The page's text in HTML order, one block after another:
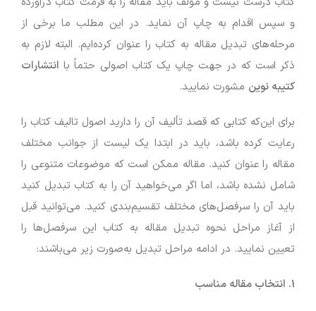
و سپس اقدام به چاپ آن نماید. در این مطلب ما برخی از
مرحله‌های تبدیل مقاله به کتاب را عنوان کرده‌ایم. البته لازم به
ذکر است که در جهت چاپ یک کتاب اصولی حتماً با انتشارات
کتیبه نوین مشورت نمایید.
برای این‌که کتابی که قصد تألیف آن را دارید اصول تالیف کتاب را
رعایت کرده باشد، باید در ابتدا یک لیست از جوانب مختلف
مقاله را عنوان کنید. مقاله ممکن است که موضوعات متنوعی را
شامل نشده باشد، اما اگر می‌خواهید آن را به کتاب تبدیل کنید
باید آن را سرفصل‌های مختلف تقسیم‌بندی کنید. می‌توانید قبل
از آغاز مراحل نحوه تبدیل مقاله به کتاب این سرفصل‌ها را
تعیین نمایید. در ادامه مراحل تبدیل به‌صورت زیر می‌باشند:
1. انتخاب مقاله مناسب